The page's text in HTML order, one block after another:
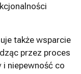
także wsparcie
przez proces
niepewność co